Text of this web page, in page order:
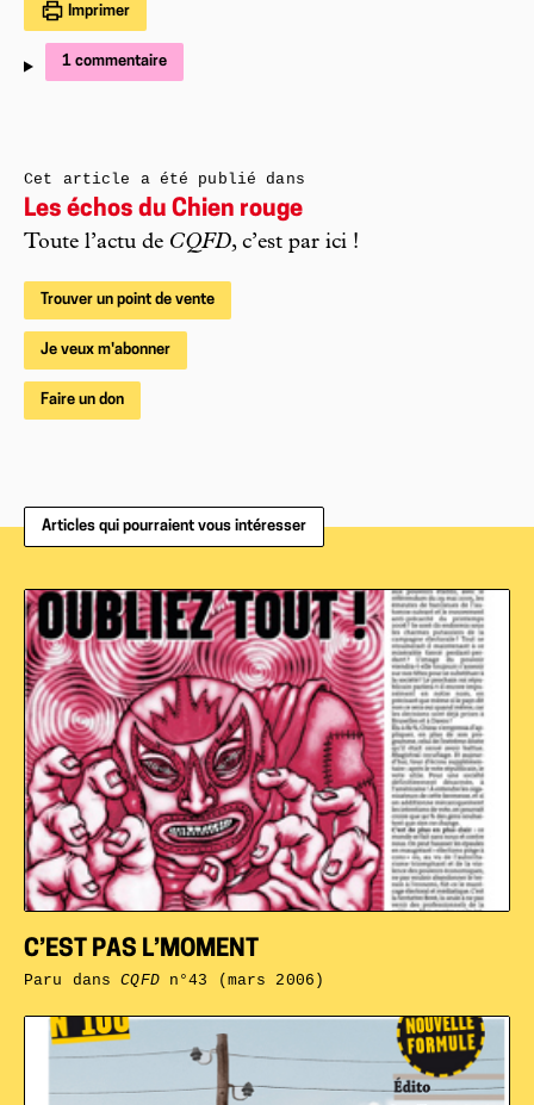
Imprimer
1 commentaire
Cet article a été publié dans
Les échos du Chien rouge
Toute l’actu de CQFD, c’est par ici !
Trouver un point de vente
Je veux m'abonner
Faire un don
Articles qui pourraient vous intéresser
C’EST PAS L’MOMENT
Paru dansCQFDn°43 (mars 2006)